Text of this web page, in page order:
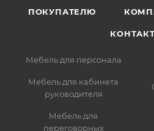
ПОКУПАТЕЛЮ
Мебель для персонала
Мебель для кабинета
руководителя
Мебель для
переговорных